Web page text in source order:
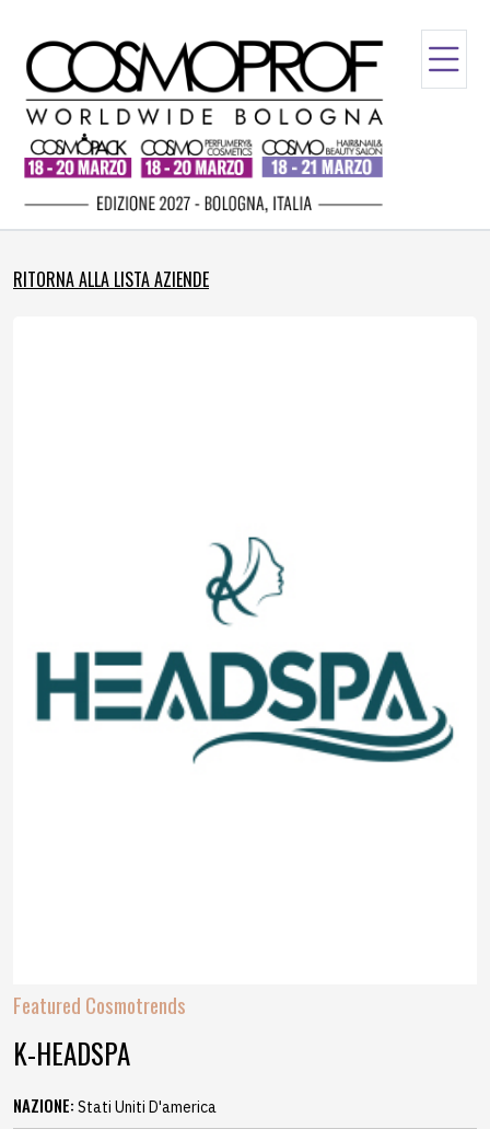
RITORNA ALLA LISTA AZIENDE
Featured Cosmotrends
K-HEADSPA
NAZIONE: Stati Uniti D'america